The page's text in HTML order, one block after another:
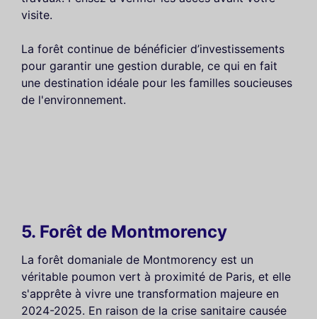
visite.
La forêt continue de bénéficier d’investissements
pour garantir une gestion durable, ce qui en fait
une destination idéale pour les familles soucieuses
de l'environnement.
5. Forêt de Montmorency
La forêt domaniale de Montmorency est un
véritable poumon vert à proximité de Paris, et elle
s'apprête à vivre une transformation majeure en
2024-2025. En raison de la crise sanitaire causée